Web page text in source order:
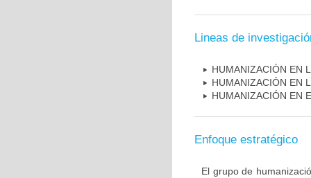
Lineas de
HUMANIZACIÓN EN
HUMANIZACIÓN EN
HUMANIZACIÓN EN
Enfoque estratégico
El grupo de